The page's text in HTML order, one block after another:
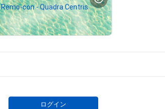
# 2/10
# 6/10
Remo-con - Quadra Centris
¥5,000
ログイン